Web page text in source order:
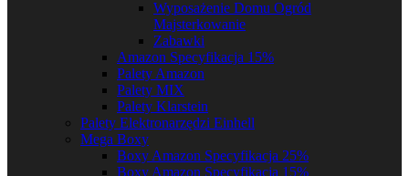
Wyposażenie Domu Ogród
Majsterkowanie
Zabawki
Amazon Specyfikacja 15%
Palety Amazon
Palety MIX
Palety Klarstein
Palety Elektronarzędzi Einhell
Mega Boxy
Boxy Amazon Specyfikacja 25%
Boxy Amazon Specyfikacja 15%